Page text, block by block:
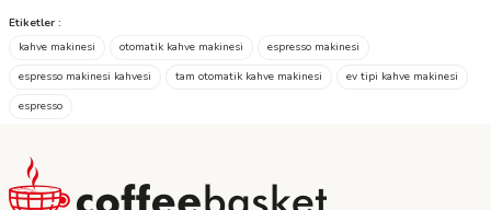
Etiketler :
kahve makinesi
otomatik kahve makinesi
espresso makinesi
espresso makinesi kahvesi
tam otomatik kahve makinesi
ev tipi kahve makinesi
espresso